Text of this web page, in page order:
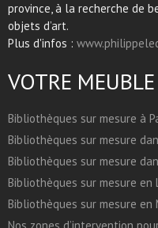
province, à la recherche de
objets d’art.
Plus d'infos :
VOTRE
Bibliothèques sur mesure à
Bibliothèques sur mesure
Bibliothèques sur mesure
Bibliothèques sur mesure en
Bibliothèques sur mesure en